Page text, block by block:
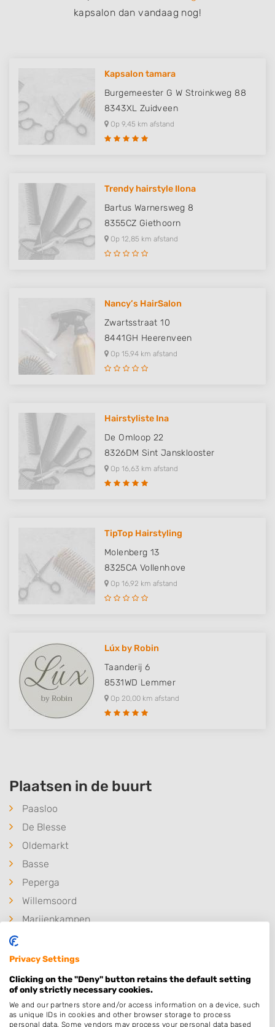
kapsalon dan vandaag nog!
Kapsalon tamara
Burgemeester G W Stroinkweg 88
8343XL Zuidveen
Op 9,45 km afstand
Trendy hairstyle Ilona
Bartus Warnersweg 8
8355CZ Giethoorn
Op 12,85 km afstand
Nancy’s HairSalon
Zwartsstraat 10
8441GH Heerenveen
Op 15,94 km afstand
Hairstyliste Ina
De Omloop 22
8326DM Sint Jansklooster
Op 16,63 km afstand
TipTop Hairstyling
Molenberg 13
8325CA Vollenhove
Op 16,92 km afstand
Lúx by Robin
Taanderij 6
8531WD Lemmer
Op 20,00 km afstand
Plaatsen in de buurt
Paasloo
De Blesse
Oldemarkt
Basse
Peperga
Willemsoord
Marijenkampen
Steenwijkerwold
IJsselham
Witte Paarden
Steggerda
Privacy Settings
Clicking on the "Deny" button retains the default setting
of only strictly necessary cookies.
We and our partners store and/or access information on a device, such
as unique IDs in cookies and other browser storage to process
personal data. Some vendors may process your personal data based